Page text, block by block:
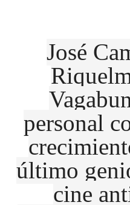
José
personal
último
cine